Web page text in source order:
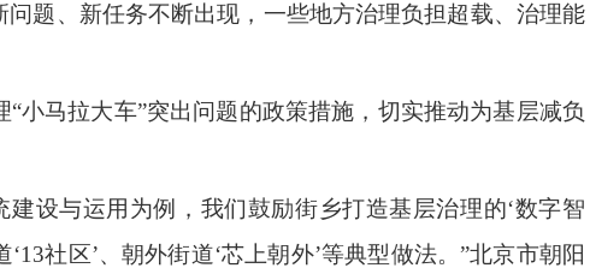
题、新任务不断出现，一些地方治理负担超载、治理能
小马拉大车”突出问题的政策措施，切实推动为基层减负
设与运用为例，我们鼓励街乡打造基层治理的‘数字智
社区’、朝外街道‘芯上朝外’等典型做法。”北京市朝阳